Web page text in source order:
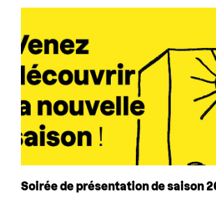
Soirée de présentation de saison